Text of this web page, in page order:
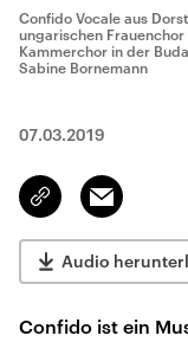
Confido Vocale aus
ungarischen
Kammerchor in der
Sabine Bornemann
07.03.2019
Link
kopieren/teilen
Email
Audio
Confido ist ein